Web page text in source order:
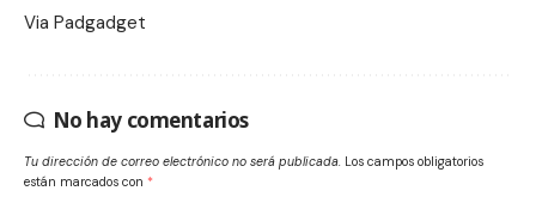
Via Padgadget
No hay comentarios
Tu dirección de correo electrónico no será publicada. Los campos obligatorios
están marcados con *